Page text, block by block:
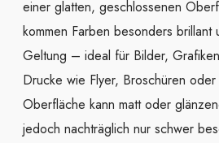
einer glatten, geschlossenen
kommen Farben besonders brillant
Geltung – ideal für Bilder,
Drucke wie Flyer, Broschüren
Oberfläche kann matt oder
jedoch nachträglich nur schwer